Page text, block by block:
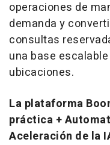
operaciones de
demanda y
consultas
una base
ubicaciones.
La plataforma
práctica +
Aceleración de la